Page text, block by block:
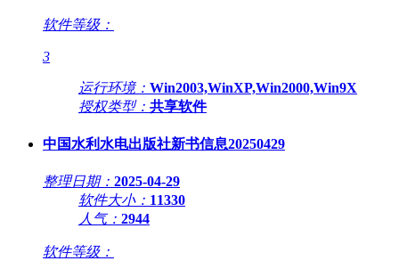
软件等级：
3
运行环境： Win2003,WinXP,Win2000,Win9X
授权类型： 共享软件
中国水利水电出版社新书信息20250429
整理日期： 2025-04-29
软件大小： 11330
人气： 2944
软件等级：